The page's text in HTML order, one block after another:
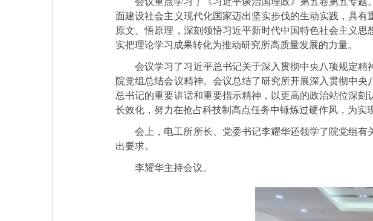
面建设社会主义现代化国家迈出坚实步伐的生动实践，具
原文、悟原理，深刻领悟习近平新时代中国特色社会主义
实把理论学习成果转化为推动研究所高质量发展的力量。
会议学习了习近平总书记关于深入贯彻中央八项规定
院党组总结会议精神。会议总结了研究所开展深入贯彻中
总书记的重要讲话和重要指示精神，以更高的政治站位深
长效化，努力在抢占科技制高点任务中锤炼过硬作风，为实
会上，电工所所长、党委书记李耀华还领学了院党组
出要求。
李耀华主持会议。